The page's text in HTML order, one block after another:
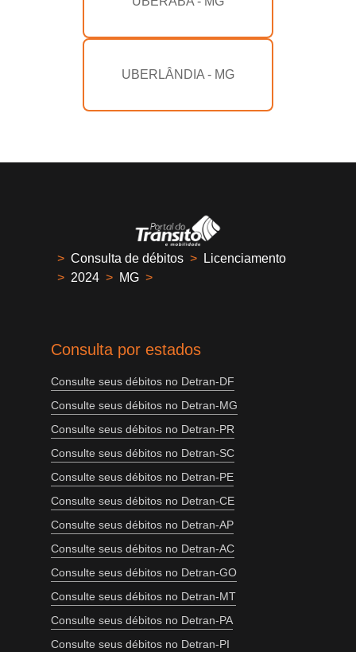
UBERLÂNDIA - MG
> Consulta de débitos >
Licenciamento
> 2024 > MG >
Consulta por estados
Consulte seus débitos no Detran-DF
Consulte seus débitos no Detran-MG
Consulte seus débitos no Detran-PR
Consulte seus débitos no Detran-SC
Consulte seus débitos no Detran-PE
Consulte seus débitos no Detran-CE
Consulte seus débitos no Detran-AP
Consulte seus débitos no Detran-AC
Consulte seus débitos no Detran-GO
Consulte seus débitos no Detran-MT
Consulte seus débitos no Detran-PA
Consulte seus débitos no Detran-PI